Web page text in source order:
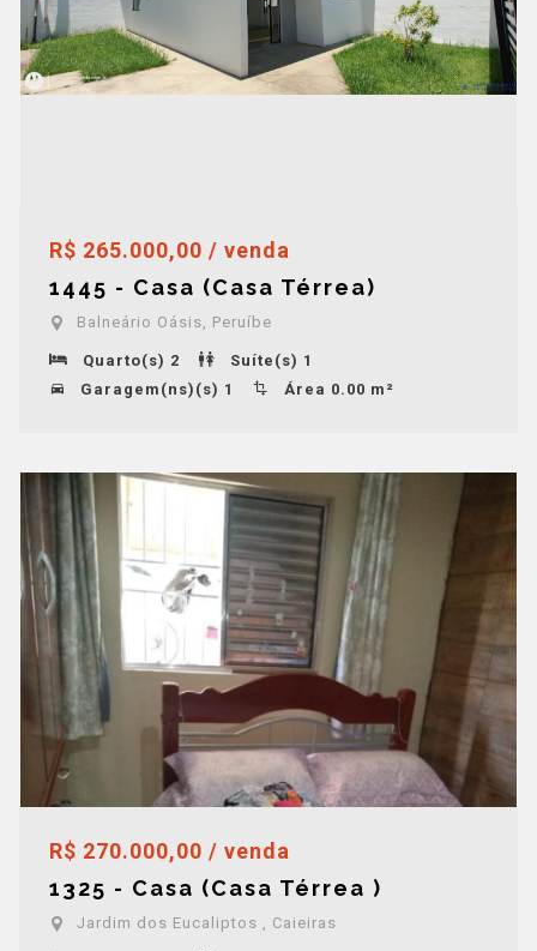
R$ 265.000,00 / venda
1445 - Casa (Casa Térrea)
Balneário Oásis, Peruíbe
Quarto(s) 2
Suíte(s) 1
Garagem(ns)(s) 1
Área 0.00 m²
R$ 270.000,00 / venda
1325 - Casa (Casa Térrea )
Jardim dos Eucaliptos , Caieiras